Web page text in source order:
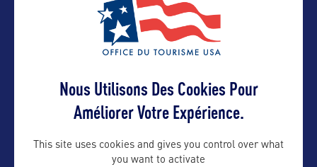
EXPLOREZ LA PENNSYLVANIE !
Nous Utilisons Des Cookies Pour
Améliorer Votre Expérience.
This site uses cookies and gives you control over what
you want to activate